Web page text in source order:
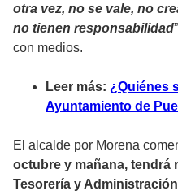
otra vez, no se vale, no
no tienen responsabilidad
con medios.
Leer más: ¿Quiénes
Ayuntamiento de
El alcalde por Morena
octubre y mañana, tendrá
Tesorería y Administración